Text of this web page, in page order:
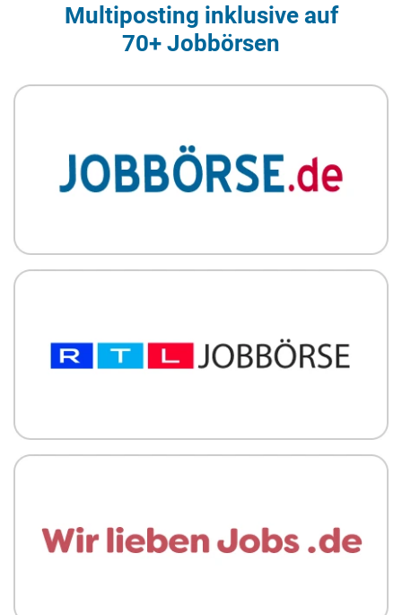
Multiposting inklusive auf
70+ Jobbörsen